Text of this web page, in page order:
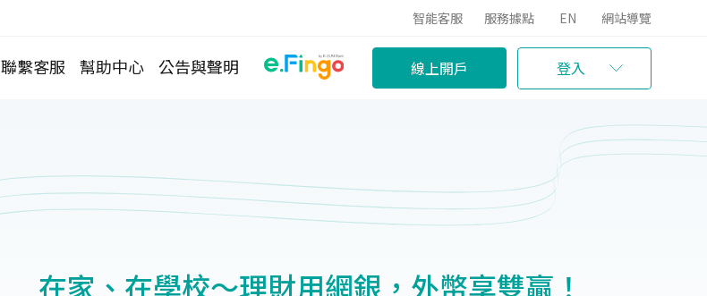
智能客服 服務據點 EN 網站導覽
聯繫客服 幫助中心 公告與聲明 線上開戶 登入
在家、在學校～理財用網銀，外幣享雙贏！